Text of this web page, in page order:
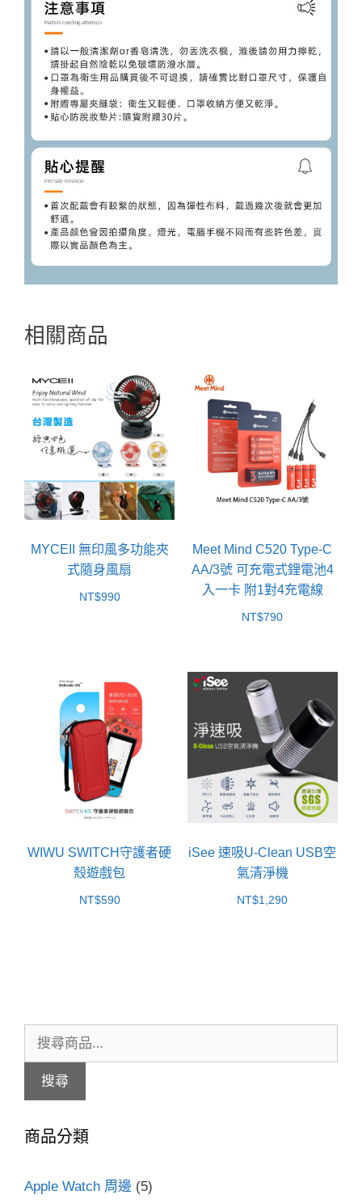
相關商品
MYCEII 無印風多功能夾
式隨身風扇
NT$990
Meet Mind C520 Type-C
AA/3號 可充電式鋰電池4
入一卡 附1對4充電線
NT$790
WIWU SWITCH守護者硬
殼遊戲包
NT$590
iSee 速吸U-Clean USB空
氣清淨機
NT$1,290
尋
字:
搜尋
商品分類
Apple Watch 周邊 (5)